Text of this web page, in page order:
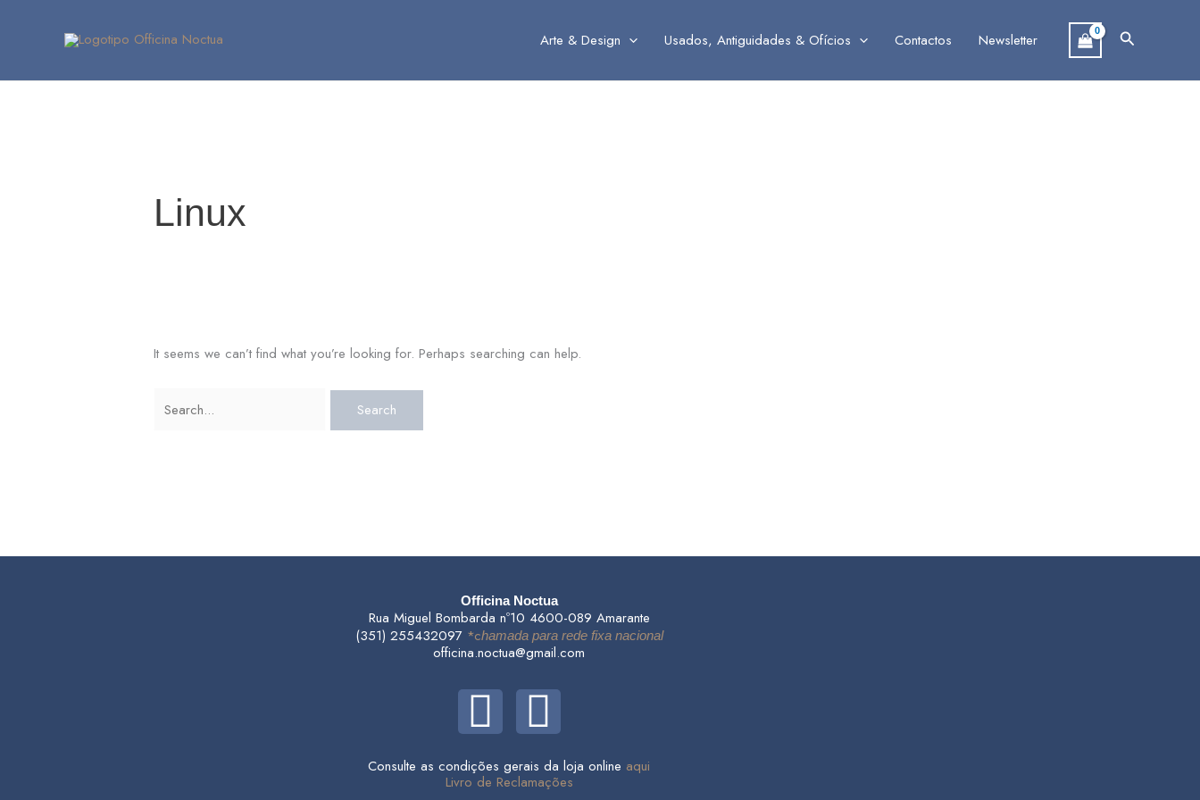
Arte & Design Usados, Antiguidades & Ofícios Contactos Newsletter Search
Linux
It seems we can’t find what you’re looking for. Perhaps searching can help.
for:
Officina Noctua
Rua Miguel Bombarda nº10 4600-089 Amarante
(351) 255432097 *chamada para rede fixa nacional
officina.noctua@gmail.com
F
a
I
n
Consulte as condições gerais da loja online aqui
Livro de Reclamações